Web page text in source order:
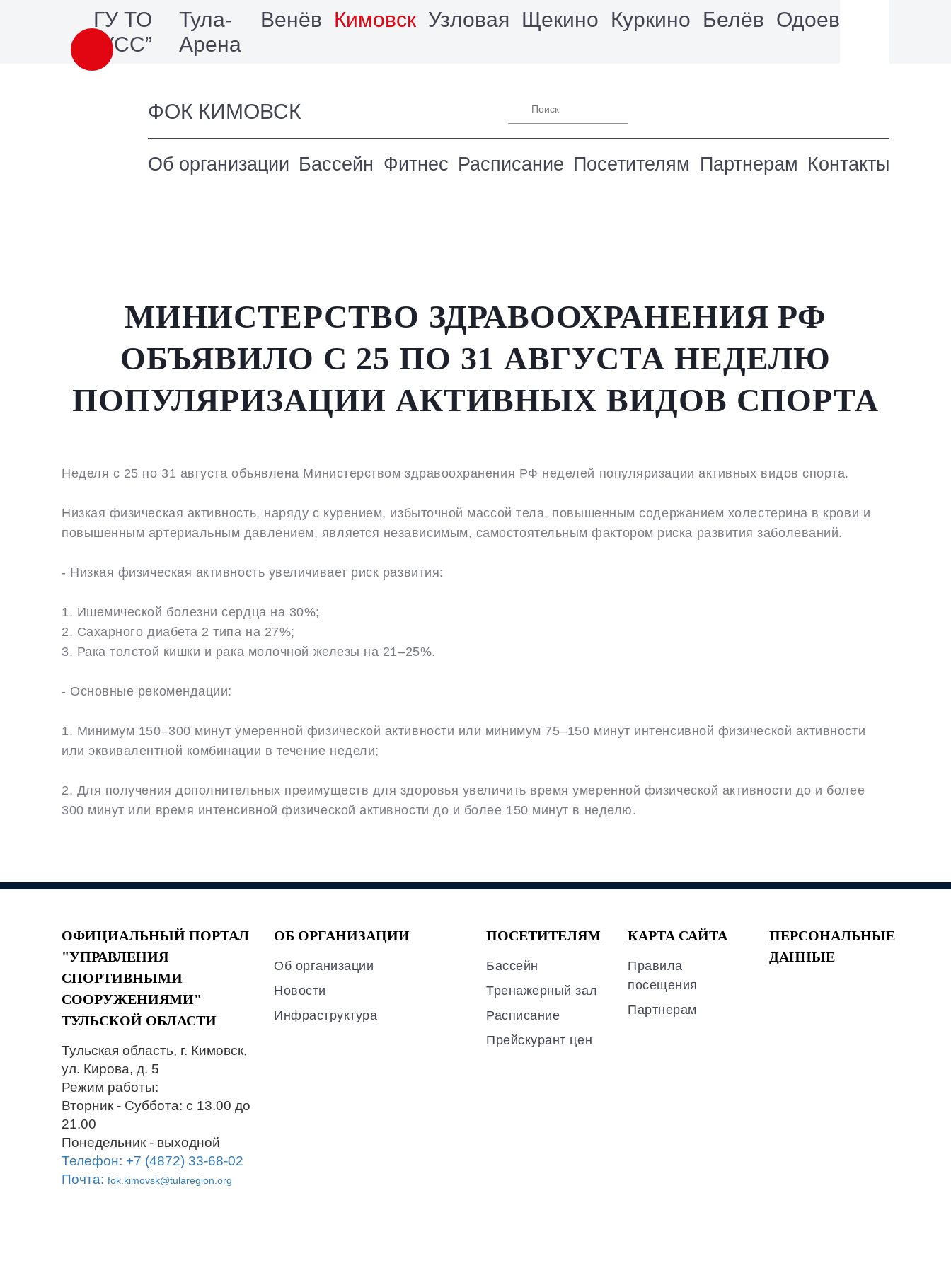
ГУ ТО
“УСС”
Тула-
Арена
Венёв Кимовск Узловая Щекино Куркино Белёв Одоев
ФОК КИМОВСК
Об организации Бассейн Фитнес Расписание Посетителям Партнерам Контакты
МИНИСТЕРСТВО ЗДРАВООХРАНЕНИЯ РФ
ОБЪЯВИЛО С 25 ПО 31 АВГУСТА НЕДЕЛЮ
ПОПУЛЯРИЗАЦИИ АКТИВНЫХ ВИДОВ СПОРТА
Неделя с 25 по 31 августа объявлена Министерством здравоохранения РФ неделей популяризации активных видов спорта.
Низкая физическая активность, наряду с курением, избыточной массой тела, повышенным содержанием холестерина в крови и
повышенным артериальным давлением, является независимым, самостоятельным фактором риска развития заболеваний.
- Низкая физическая активность увеличивает риск развития:
1. Ишемической болезни сердца на 30%;
2. Сахарного диабета 2 типа на 27%;
3. Рака толстой кишки и рака молочной железы на 21–25%.
- Основные рекомендации:
1. Минимум 150–300 минут умеренной физической активности или минимум 75–150 минут интенсивной физической активности
или эквивалентной комбинации в течение недели;
2. Для получения дополнительных преимуществ для здоровья увеличить время умеренной физической активности до и более
300 минут или время интенсивной физической активности до и более 150 минут в неделю.
ОФИЦИАЛЬНЫЙ ПОРТАЛ
"УПРАВЛЕНИЯ
СПОРТИВНЫМИ
СООРУЖЕНИЯМИ"
ТУЛЬСКОЙ ОБЛАСТИ
Тульская область, г. Кимовск,
ул. Кирова, д. 5
Режим работы:
Вторник - Суббота: с 13.00 до
21.00
Понедельник - выходной
Телефон: +7 (4872) 33-68-02
Почта: fok.kimovsk@tularegion.org
ОБ ОРГАНИЗАЦИИ
Об организации
Новости
Инфраструктура
ПОСЕТИТЕЛЯМ
Бассейн
Тренажерный зал
Расписание
Прейскурант цен
КАРТА САЙТА
Правила
посещения
Партнерам
ПЕРСОНАЛЬНЫЕ
ДАННЫЕ